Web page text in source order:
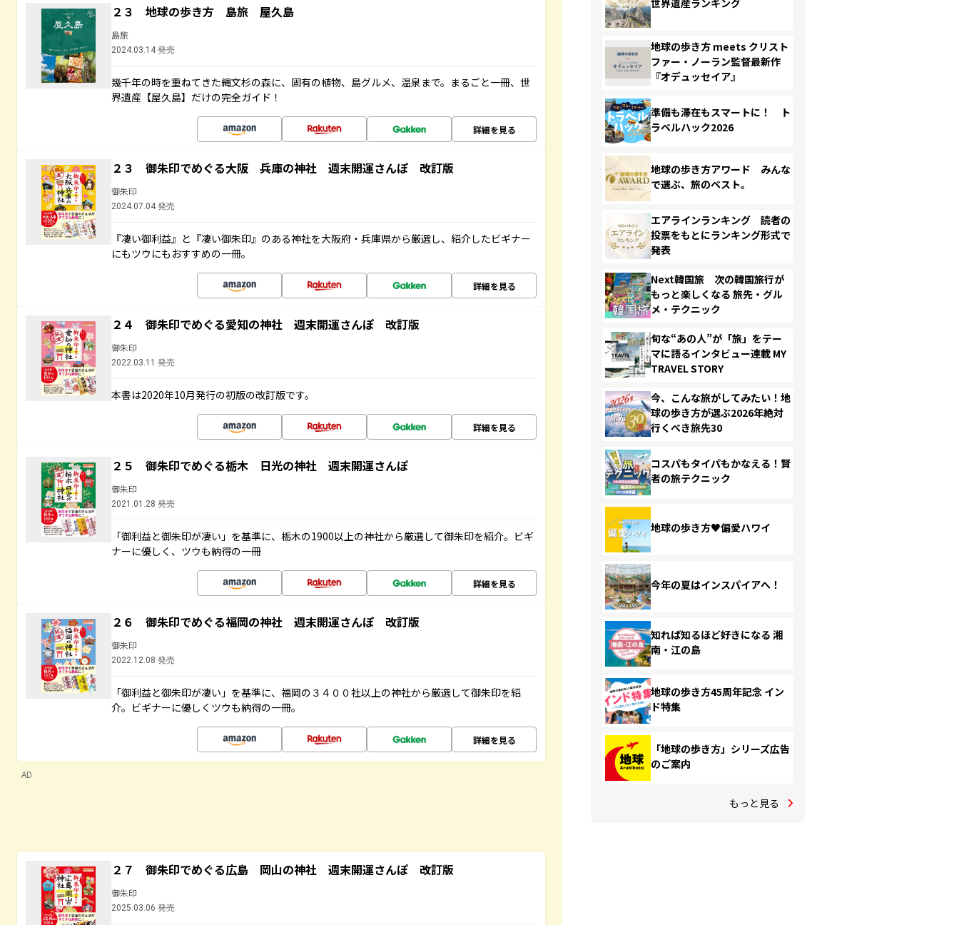
２３ 地球の歩き方 島旅 屋久島
島旅
2024.03.14 発売
幾千年の時を重ねてきた縄文杉の森に、固有の植物、島グルメ、温泉まで。まるごと一冊、世
界遺産【屋久島】だけの完全ガイド！
詳細を見る
２３ 御朱印でめぐる大阪 兵庫の神社 週末開運さんぽ 改訂版
御朱印
2024.07.04 発売
『凄い御利益』と『凄い御朱印』のある神社を大阪府・兵庫県から厳選し、紹介したビギナー
にもツウにもおすすめの一冊。
詳細を見る
２４ 御朱印でめぐる愛知の神社 週末開運さんぽ 改訂版
御朱印
2022.03.11 発売
本書は2020年10月発行の初版の改訂版です。
詳細を見る
２５ 御朱印でめぐる栃木 日光の神社 週末開運さんぽ
御朱印
2021.01.28 発売
「御利益と御朱印が凄い」を基準に、栃木の1900以上の神社から厳選して御朱印を紹介。ビギ
ナーに優しく、ツウも納得の一冊
詳細を見る
２６ 御朱印でめぐる福岡の神社 週末開運さんぽ 改訂版
御朱印
2022.12.08 発売
「御利益と御朱印が凄い」を基準に、福岡の３４００社以上の神社から厳選して御朱印を紹
介。ビギナーに優しくツウも納得の一冊。
詳細を見る
AD
２７ 御朱印でめぐる広島 岡山の神社 週末開運さんぽ 改訂版
御朱印
2025.03.06 発売
世界遺産ランキング
地球の歩き方 meets クリスト
ファー・ノーラン監督最新作
『オデュッセイア』
準備も滞在もスマートに！ ト
ラベルハック2026
地球の歩き方アワード みんな
で選ぶ、旅のベスト。
エアラインランキング 読者の
投票をもとにランキング形式で
発表
Next韓国旅 次の韓国旅行が
もっと楽しくなる 旅先・グル
メ・テクニック
旬な“あの人”が「旅」をテー
マに語るインタビュー連載 MY
TRAVEL STORY
今、こんな旅がしてみたい！地
球の歩き方が選ぶ2026年絶対
行くべき旅先30
コスパもタイパもかなえる！賢
者の旅テクニック
地球の歩き方♥偏愛ハワイ
今年の夏はインスパイアへ！
知れば知るほど好きになる 湘
南・江の島
地球の歩き方45周年記念 イン
ド特集
「地球の歩き方」シリーズ広告
のご案内
もっと見る